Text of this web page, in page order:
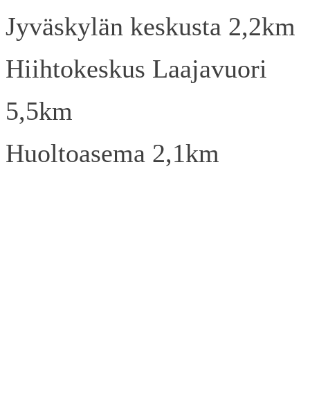
Jyväskylän keskusta 2,2km
Hiihtokeskus Laajavuori
5,5km
Huoltoasema 2,1km